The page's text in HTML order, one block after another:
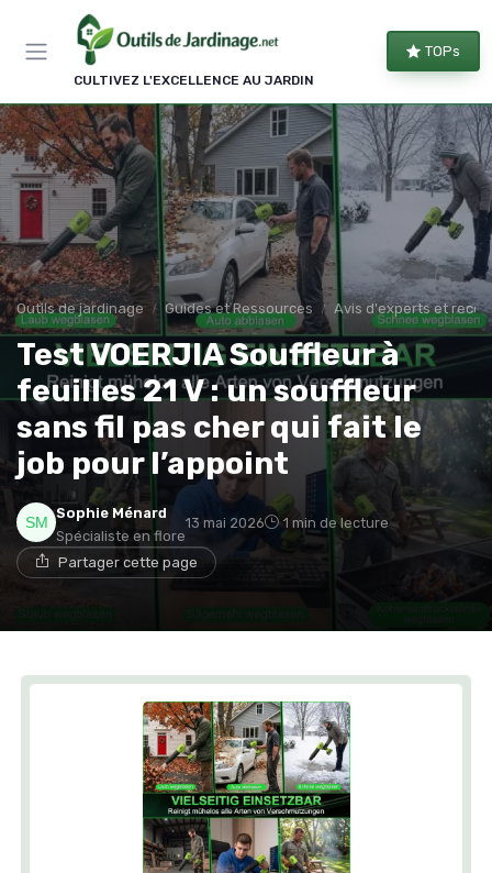
CULTIVEZ L'EXCELLENCE AU JARDIN
TOPs
Outils de jardinage Guides et Ressources Avis d'experts et
Test VOERJIA Souffleur à
feuilles 21 V : un souffleur
sans fil pas cher qui fait le
job pour l’appoint
Sophie Ménard
Spécialiste en flore
13 mai 2026 1 min de lecture
Partager cette page
Panneau de gestion des cookies